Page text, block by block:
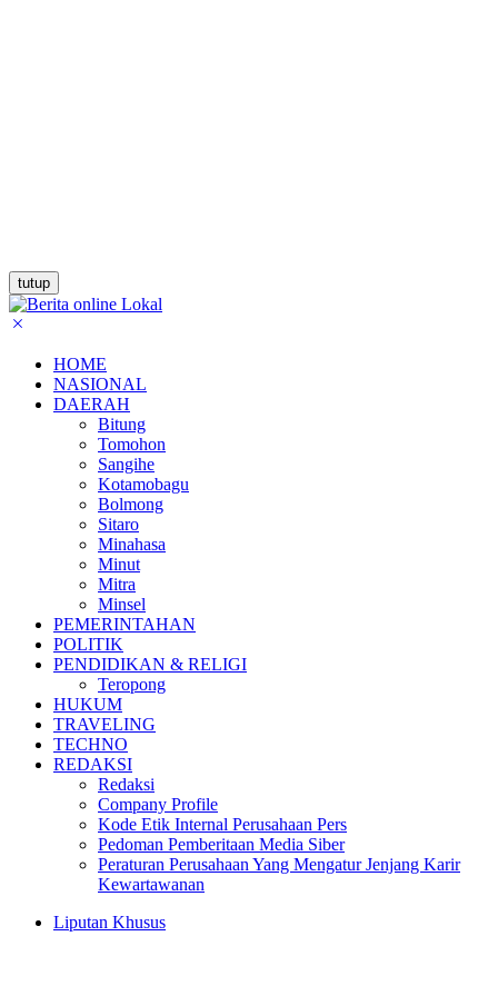
tutup
HOME
NASIONAL
DAERAH
Bitung
Tomohon
Sangihe
Kotamobagu
Bolmong
Sitaro
Minahasa
Minut
Mitra
Minsel
PEMERINTAHAN
POLITIK
PENDIDIKAN & RELIGI
Teropong
HUKUM
TRAVELING
TECHNO
REDAKSI
Redaksi
Company Profile
Kode Etik Internal Perusahaan Pers
Pedoman Pemberitaan Media Siber
Peraturan Perusahaan Yang Mengatur Jenjang Karir
Kewartawanan
Liputan Khusus